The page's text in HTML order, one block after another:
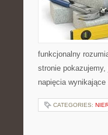
funkcjonalny
stronie
napięcia
CATEGORIES: